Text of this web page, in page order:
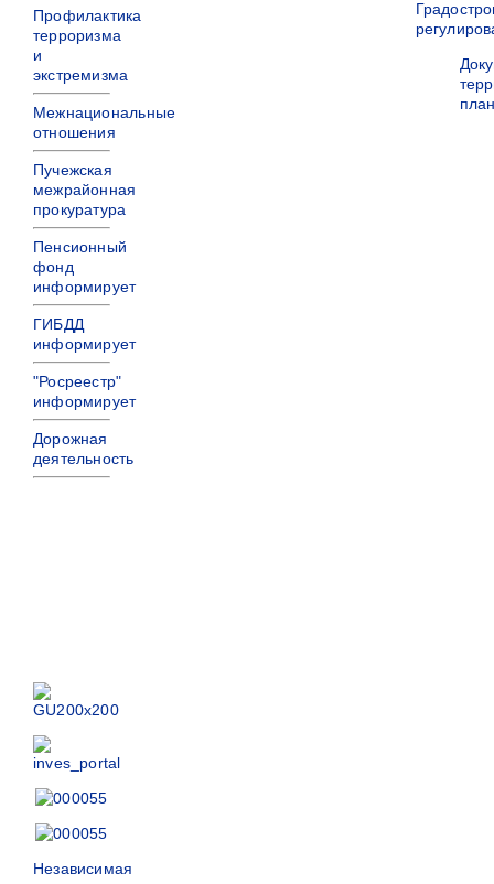
Профилактика
терроризма
и
экстремизма
Межнациональные
отношения
Пучежская
межрайонная
прокуратура
Пенсионный
фонд
информирует
ГИБДД
информирует
"Росреестр"
информирует
Дорожная
деятельность
Независимая